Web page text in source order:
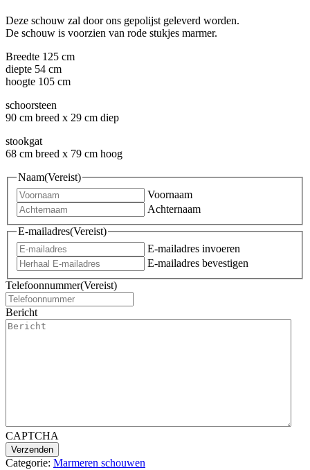
Deze schouw zal door ons gepolijst geleverd worden.
De schouw is voorzien van rode stukjes marmer.
Breedte 125 cm
diepte 54 cm
hoogte 105 cm
schoorsteen
90 cm breed x 29 cm diep
stookgat
68 cm breed x 79 cm hoog
Naam(Vereist)
Voornaam
Achternaam
E-mailadres(Vereist)
E-mailadres invoeren
E-mailadres bevestigen
Telefoonnummer(Vereist)
Bericht
CAPTCHA
Categorie: Marmeren schouwen